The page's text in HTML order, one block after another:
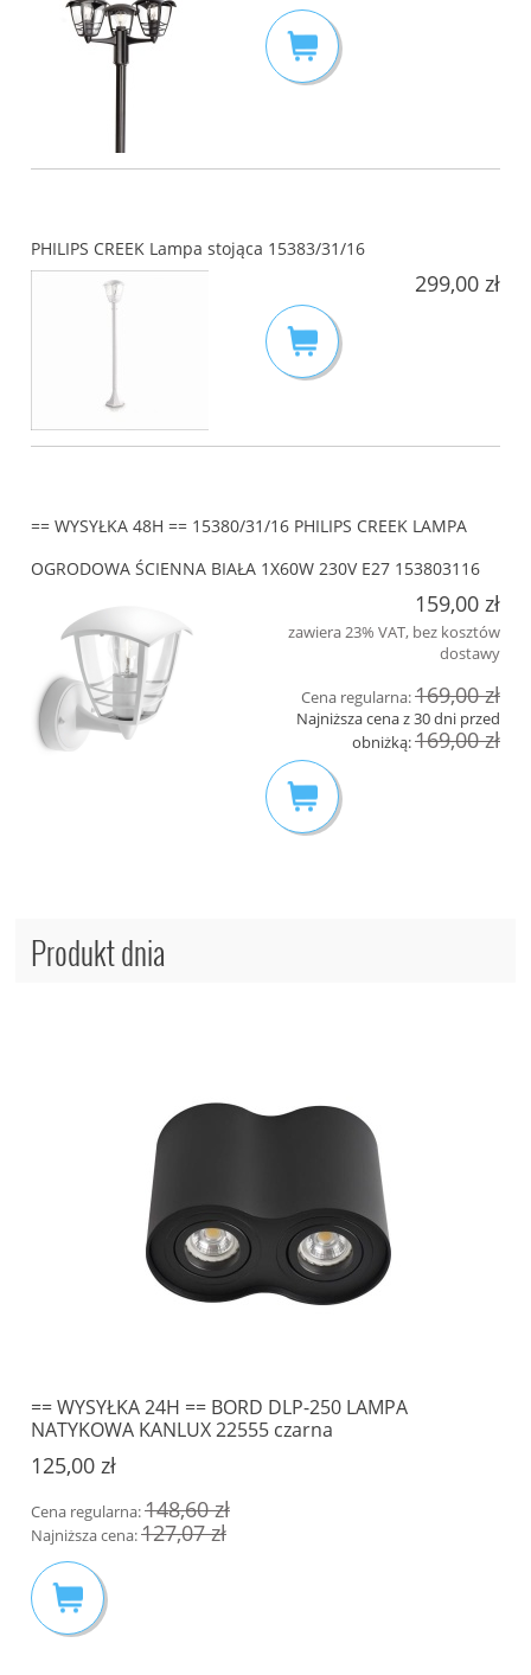
PHILIPS CREEK Lampa stojąca 15383/31/16
299,00 zł
== WYSYŁKA 48H == 15380/31/16 PHILIPS CREEK LAMPA
OGRODOWA ŚCIENNA BIAŁA 1X60W 230V E27 153803116
159,00 zł
zawiera 23% VAT, bez kosztów
dostawy
Cena regularna:169,00 zł
Najniższa cena z 30 dni przed
obniżką:169,00 zł
Produkt dnia
== WYSYŁKA 24H == BORD DLP-250 LAMPA
NATYKOWA KANLUX 22555 czarna
125,00 zł
Cena regularna:148,60 zł
Najniższa cena:127,07 zł